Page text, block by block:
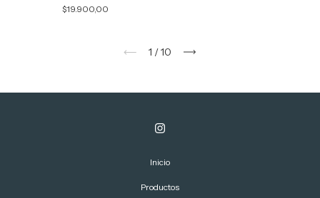
$19.900,00
1 /10
Inicio
Productos